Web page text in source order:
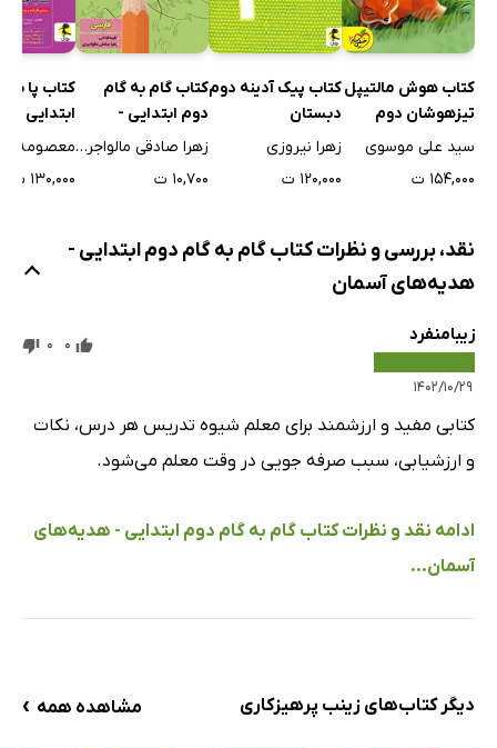
کتاب هوش مالتیپل
تیزهوشان دوم
سید علی موسوی
۱۵۴,۰۰۰ ت
کتاب پیک آدینه دوم
دبستان
زهرا نیروزی
۱۲۰,۰۰۰ ت
کتاب گام به گام
دوم ابتدایی -
فارسی
زهرا صادقی مالواجردی
۱۰,۷۰۰ ت
کتاب پا به
ابتدایی
معصومه
۱۳۰,۰۰۰ ت
نقد، بررسی و نظرات کتاب گام به گام دوم ابتدایی -
هدیه‌های آسمان
زیبامنفرد
۱۴۰۲/۱۰/۲۹
0
0
کتابی مفید و ارزشمند برای معلم شیوه تدریس هر درس، نکات
و ارزشیابی، سبب صرفه جویی در وقت معلم می‌شود.
ادامه نقد و نظرات کتاب گام به گام دوم ابتدایی - هدیه‌های
آسمان...
دیگر کتاب‌های زینب پرهیزکاری مشاهده همه ›